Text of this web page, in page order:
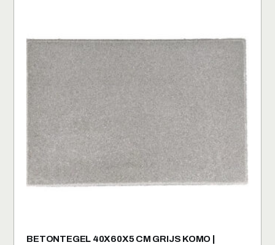
BETONTEGEL 40X60X5 CM GRIJS KOMO |